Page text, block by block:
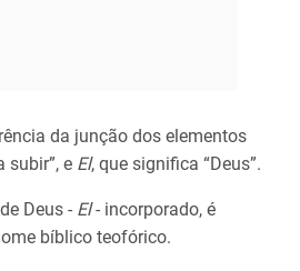
da junção dos elementos
subir”, e El, que significa “Deus”.
Deus - El- incorporado, é
bíblico teofórico.